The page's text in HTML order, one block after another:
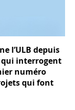
l’ULB depuis
qui interrogent
numéro
qui font